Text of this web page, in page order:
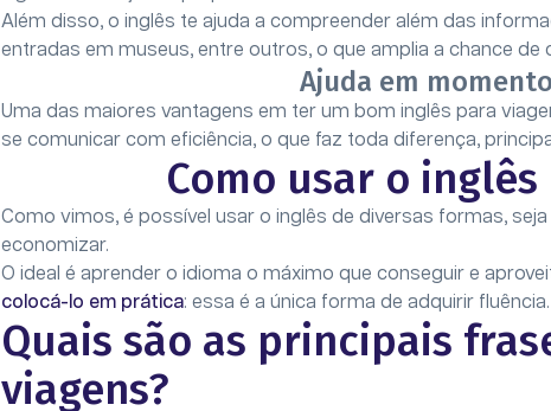
Além disso, o inglês te ajuda a compreender além das
entradas em museus, entre outros, o que amplia a chance de
Ajuda em
Uma das maiores vantagens em ter um bom inglês para
se comunicar com eficiência, o que faz toda diferença,
Como usar o
Como vimos, é possível usar o inglês de diversas formas,
economizar.
O ideal é aprender o idioma o máximo que conseguir e
colocá-lo em prática: essa é a única forma de adquirir fluência.
Quais são as principais
viagens?